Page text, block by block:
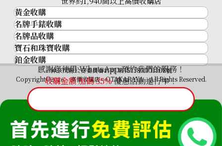
感謝您使用 WhatsApp 預約我們的服務！
收購金額 加碼35%優惠活動進行中！
黃金收購
黃金･金條
金條
金幣及銀幣
過去十年黃金價格
金飾
金戒指
金頸鍊
名牌手錶收購
名牌手錶收購
勞力士 (Rolex)
Patek Philippe
Audemars Piguet
Vacheron Constantin
A. Lange & Söhne
Breguet
名牌品收購
名牌品收購
HERMES
LOUIS VUITTON
CHANEL
卡地亞（Cartier）
CELINE
FENDI
Christian Dior
寶石和珠寶收購
寶石和珠寶
祖母綠
藍寶石
紅寶石
鉑金收購
神奈川縣公安委員會許可 第451380001308號
Copyright©2026 高價收購店—OTAKARAYA All Rights Reserved.